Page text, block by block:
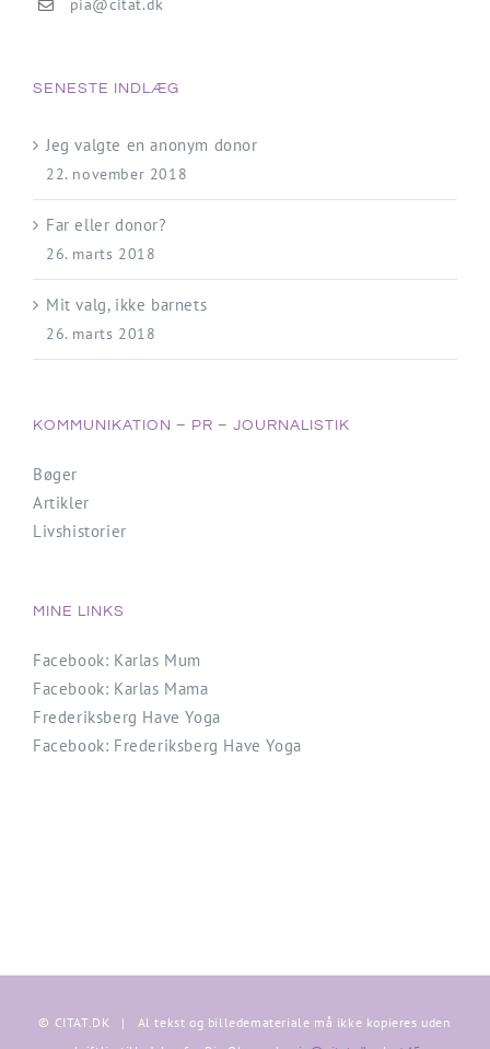
pia@citat.dk
SENESTE INDLÆG
Jeg valgte en anonym donor
22. november 2018
Far eller donor?
26. marts 2018
Mit valg, ikke barnets
26. marts 2018
KOMMUNIKATION – PR – JOURNALISTIK
Bøger
Artikler
Livshistorier
MINE LINKS
Facebook: Karlas Mum
Facebook: Karlas Mama
Frederiksberg Have Yoga
Facebook: Frederiksberg Have Yoga
© CITAT.DK | Al tekst og billedemateriale må ikke kopieres uden